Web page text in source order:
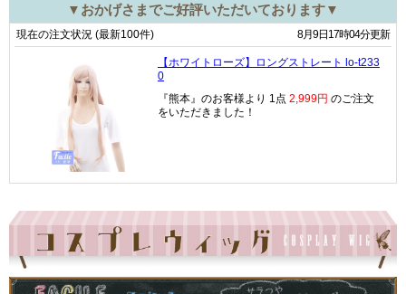
▼おかげさまでご好評いただいております▼